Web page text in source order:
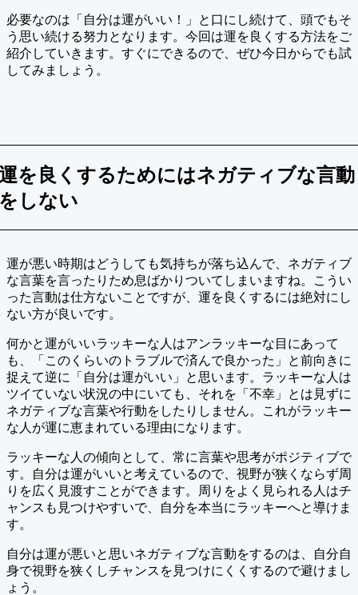
必要なのは「自分は運がいい！」と口にし続けて、頭でもそ
う思い続ける努力となります。今回は運を良くする方法をご
紹介していきます。すぐにできるので、ぜひ今日からでも試
してみましょう。
を良くするためにはネガティブな言動
しない
運が悪い時期はどうしても気持ちが落ち込んで、ネガティブ
な言葉を言ったりため息ばかりついてしまいますね。こうい
った言動は仕方ないことですが、運を良くするには絶対にし
ない方が良いです。
何かと運がいいラッキーな人はアンラッキーな目にあって
も、「このくらいのトラブルで済んで良かった」と前向きに
捉えて逆に「自分は運がいい」と思います。ラッキーな人は
ツイていない状況の中にいても、それを「不幸」とは見ずに
ネガティブな言葉や行動をしたりしません。これがラッキー
な人が運に恵まれている理由になります。
ラッキーな人の傾向として、常に言葉や思考がポジティブで
す。自分は運がいいと考えているので、視野が狭くならず周
りを広く見渡すことができます。周りをよく見られる人はチ
ャンスも見つけやすいで、自分を本当にラッキーへと導けま
す。
自分は運が悪いと思いネガティブな言動をするのは、自分自
身で視野を狭くしチャンスを見つけにくくするので避けまし
ょう。